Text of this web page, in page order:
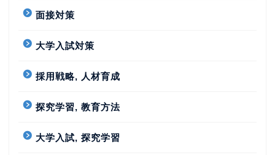
面接対策
大学入試対策
採用戦略, 人材育成
探究学習, 教育方法
大学入試, 探究学習